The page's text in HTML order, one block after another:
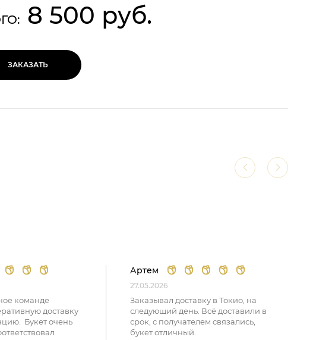
8 500 руб.
ЗАКАЗАТЬ
команде
доставку
Букет очень
Артем
27.05.2026
Заказывал доставку в Токио, на
следующий день. Всё доставили в
срок, с получателем связались,
букет отличный.